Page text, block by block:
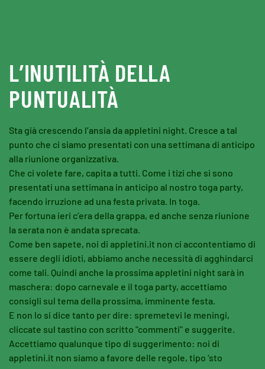
L’INUTILITÀ DELLA
PUNTUALITÀ
Sta già crescendo l’ansia da appletini night. Cresce a tal
punto che ci siamo presentati con una settimana di anticipo
alla riunione organizzativa.
Che ci volete fare, capita a tutti. Come i tizi che si sono
presentati una settimana in anticipo al nostro toga party,
facendo irruzione ad una festa privata. In toga.
Per fortuna ieri c’era della grappa, ed anche senza riunione
la serata non è andata sprecata.
Come ben sapete, noi di appletini.it non ci accontentiamo di
essere degli idioti, abbiamo anche necessità di agghindarci
come tali. Quindi anche la prossima appletini night sarà in
maschera: dopo carnevale e il toga party, accettiamo
consigli sul tema della prossima, imminente festa.
E non lo si dice tanto per dire: spremetevi le meningi,
cliccate sul tastino con scritto "commenti" e suggerite.
Accettiamo qualunque tipo di suggerimento: noi di
appletini.it non siamo a favore delle regole, tipo ‘sto